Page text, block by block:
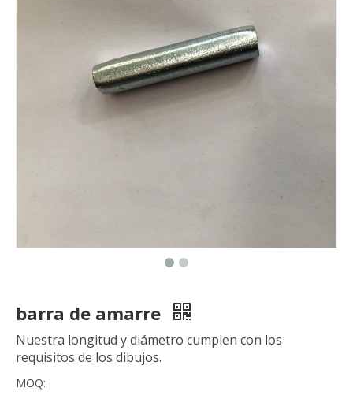
barra de amarre
Nuestra longitud y diámetro cumplen con los
requisitos de los dibujos.
MOQ: